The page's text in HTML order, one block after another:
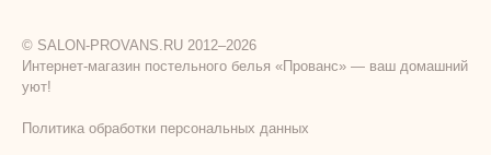
© SALON-PROVANS.RU 2012–2026
Интернет-магазин постельного белья «Прованс» — ваш домашний
уют!
Политика обработки персональных данных